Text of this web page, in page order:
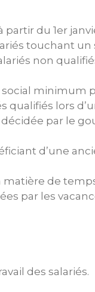
du 1er
touchant un
non
minimum
qualifiés lors
par le
d’une
de
par les
des salariés.